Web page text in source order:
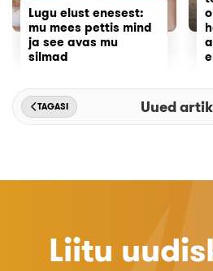
Lugu elust enesest:
mu mees pettis mind
ja see avas mu
silmad
TAGASI Uued
Liitu